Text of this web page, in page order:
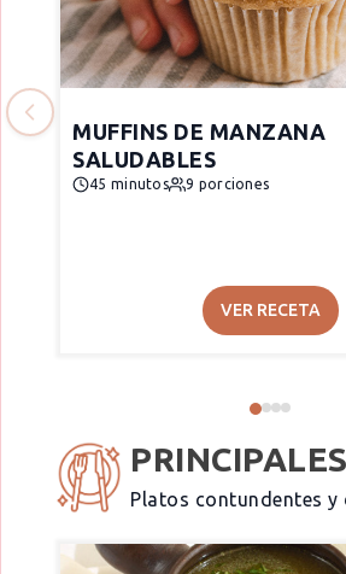
MUFFINS DE MANZANA
SALUDABLES
45 minutos 9 porciones
VER RECETA
PRINCIPALES
Platos contundentes y